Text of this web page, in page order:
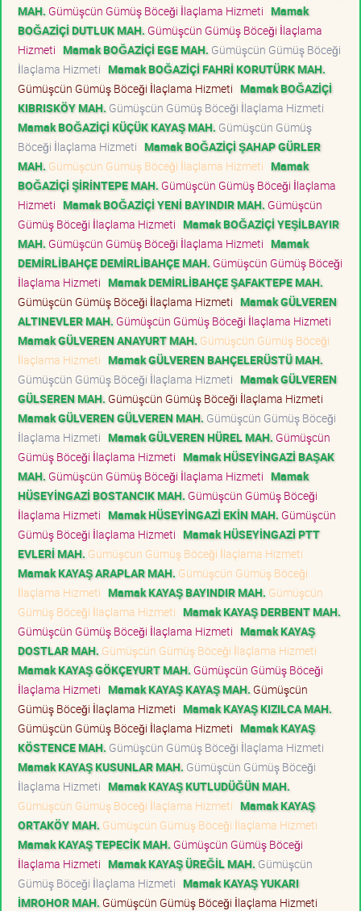
MAH. Gümüşcün Gümüş Böceği İlaçlama Hizmeti Mamak
BOĞAZİÇİ DUTLUK MAH. Gümüşcün Gümüş Böceği İlaçlama
Hizmeti Mamak BOĞAZİÇİ EGE MAH. Gümüşcün Gümüş Böceği
İlaçlama Hizmeti Mamak BOĞAZİÇİ FAHRİ KORUTÜRK MAH.
Gümüşcün Gümüş Böceği İlaçlama Hizmeti Mamak BOĞAZİÇİ
KIBRISKÖY MAH. Gümüşcün Gümüş Böceği İlaçlama Hizmeti
Mamak BOĞAZİÇİ KÜÇÜK KAYAŞ MAH. Gümüşcün Gümüş
Böceği İlaçlama Hizmeti Mamak BOĞAZİÇİ ŞAHAP GÜRLER
MAH. Gümüşcün Gümüş Böceği İlaçlama Hizmeti Mamak
BOĞAZİÇİ ŞİRİNTEPE MAH. Gümüşcün Gümüş Böceği İlaçlama
Hizmeti Mamak BOĞAZİÇİ YENİ BAYINDIR MAH. Gümüşcün
Gümüş Böceği İlaçlama Hizmeti Mamak BOĞAZİÇİ YEŞİLBAYIR
MAH. Gümüşcün Gümüş Böceği İlaçlama Hizmeti Mamak
DEMİRLİBAHÇE DEMİRLİBAHÇE MAH. Gümüşcün Gümüş Böceği
İlaçlama Hizmeti Mamak DEMİRLİBAHÇE ŞAFAKTEPE MAH.
Gümüşcün Gümüş Böceği İlaçlama Hizmeti Mamak GÜLVEREN
ALTINEVLER MAH. Gümüşcün Gümüş Böceği İlaçlama Hizmeti
Mamak GÜLVEREN ANAYURT MAH. Gümüşcün Gümüş Böceği
İlaçlama Hizmeti Mamak GÜLVEREN BAHÇELERÜSTÜ MAH.
Gümüşcün Gümüş Böceği İlaçlama Hizmeti Mamak GÜLVEREN
GÜLSEREN MAH. Gümüşcün Gümüş Böceği İlaçlama Hizmeti
Mamak GÜLVEREN GÜLVEREN MAH. Gümüşcün Gümüş Böceği
İlaçlama Hizmeti Mamak GÜLVEREN HÜREL MAH. Gümüşcün
Gümüş Böceği İlaçlama Hizmeti Mamak HÜSEYİNGAZİ BAŞAK
MAH. Gümüşcün Gümüş Böceği İlaçlama Hizmeti Mamak
HÜSEYİNGAZİ BOSTANCIK MAH. Gümüşcün Gümüş Böceği
İlaçlama Hizmeti Mamak HÜSEYİNGAZİ EKİN MAH. Gümüşcün
Gümüş Böceği İlaçlama Hizmeti Mamak HÜSEYİNGAZİ PTT
EVLERİ MAH. Gümüşcün Gümüş Böceği İlaçlama Hizmeti
Mamak KAYAŞ ARAPLAR MAH. Gümüşcün Gümüş Böceği
İlaçlama Hizmeti Mamak KAYAŞ BAYINDIR MAH. Gümüşcün
Gümüş Böceği İlaçlama Hizmeti Mamak KAYAŞ DERBENT MAH.
Gümüşcün Gümüş Böceği İlaçlama Hizmeti Mamak KAYAŞ
DOSTLAR MAH. Gümüşcün Gümüş Böceği İlaçlama Hizmeti
Mamak KAYAŞ GÖKÇEYURT MAH. Gümüşcün Gümüş Böceği
İlaçlama Hizmeti Mamak KAYAŞ KAYAŞ MAH. Gümüşcün
Gümüş Böceği İlaçlama Hizmeti Mamak KAYAŞ KIZILCA MAH.
Gümüşcün Gümüş Böceği İlaçlama Hizmeti Mamak KAYAŞ
KÖSTENCE MAH. Gümüşcün Gümüş Böceği İlaçlama Hizmeti
Mamak KAYAŞ KUSUNLAR MAH. Gümüşcün Gümüş Böceği
İlaçlama Hizmeti Mamak KAYAŞ KUTLUDÜĞÜN MAH.
Gümüşcün Gümüş Böceği İlaçlama Hizmeti Mamak KAYAŞ
ORTAKÖY MAH. Gümüşcün Gümüş Böceği İlaçlama Hizmeti
Mamak KAYAŞ TEPECİK MAH. Gümüşcün Gümüş Böceği
İlaçlama Hizmeti Mamak KAYAŞ ÜREĞİL MAH. Gümüşcün
Gümüş Böceği İlaçlama Hizmeti Mamak KAYAŞ YUKARI
İMROHOR MAH. Gümüşcün Gümüş Böceği İlaçlama Hizmeti